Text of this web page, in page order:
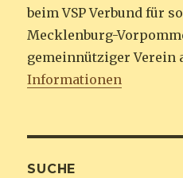
beim VSP Verbund für
Mecklenburg-
gemeinnütziger Verein
Informationen
SUCHE